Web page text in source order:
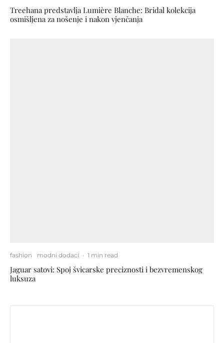
Treehana predstavlja Lumière Blanche: Bridal kolekcija
osmišljena za nošenje i nakon vjenčanja
fashion modni dodaci · 1 min read
Jaguar satovi: Spoj švicarske preciznosti i bezvremenskog
luksuza